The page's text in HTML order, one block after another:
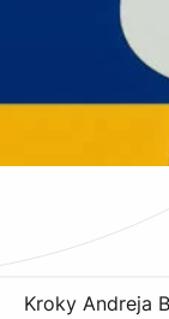
Kroky Andreja